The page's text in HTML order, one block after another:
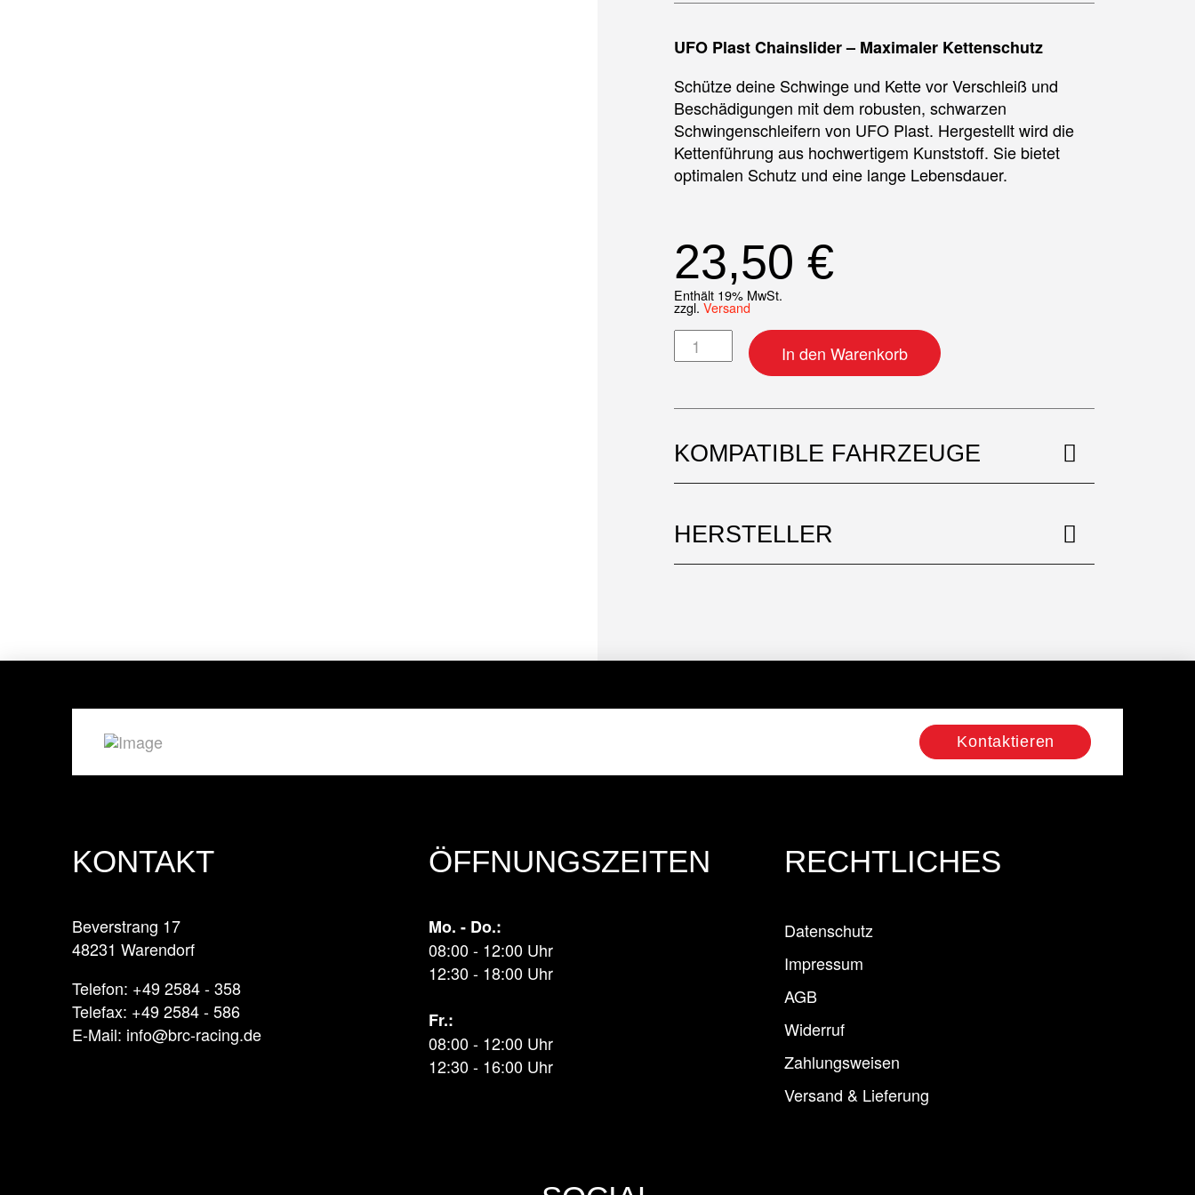
UFO Plast Chainslider – Maximaler Kettenschutz
Schütze deine Schwinge und Kette vor Verschleiß und
Beschädigungen mit dem robusten, schwarzen
Schwingenschleifern von UFO Plast. Hergestellt wird die
Kettenführung aus hochwertigem Kunststoff. Sie bietet
optimalen Schutz und eine lange Lebensdauer.
23,50€
Enthält 19% MwSt.
zzgl.Versand
Schwingenschleifer Menge
In den Warenkorb
KOMPATIBLE FAHRZEUGE
HERSTELLER
Kontaktieren
KONTAKT
Beverstrang 17
48231 Warendorf
Telefon: +49 2584 - 358
Telefax: +49 2584 - 586
E-Mail: info@brc-racing.de
ÖFFNUNGSZEITEN
Mo. - Do.:
08:00 - 12:00 Uhr
12:30 - 18:00 Uhr
Fr.:
08:00 - 12:00 Uhr
12:30 - 16:00 Uhr
RECHTLICHES
Datenschutz
Impressum
AGB
Widerruf
Zahlungsweisen
Versand & Lieferung